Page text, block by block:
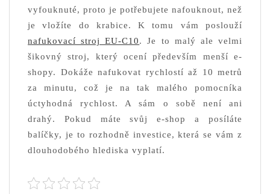
vyfouknuté, proto je potřebujete nafouknout, než
je vložíte do krabice. K tomu vám poslouží
nafukovací stroj EU-C10. Je to malý ale velmi
šikovný stroj, který ocení především menší e-
shopy. Dokáže nafukovat rychlostí až 10 metrů
za minutu, což je na tak malého pomocníka
úctyhodná rychlost. A sám o sobě není ani
drahý. Pokud máte svůj e-shop a posíláte
balíčky, je to rozhodně investice, která se vám z
dlouhodobého hlediska vyplatí.